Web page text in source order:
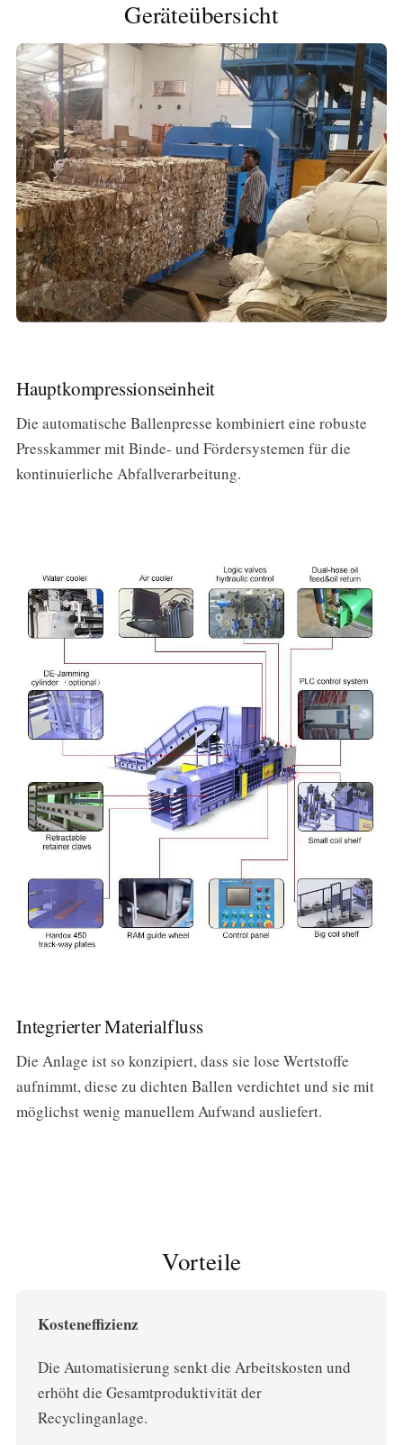
Geräteübersicht
Hauptkompressionseinheit
Die automatische Ballenpresse kombiniert eine robuste
Presskammer mit Binde- und Fördersystemen für die
kontinuierliche Abfallverarbeitung.
Integrierter Materialfluss
Die Anlage ist so konzipiert, dass sie lose Wertstoffe
aufnimmt, diese zu dichten Ballen verdichtet und sie mit
möglichst wenig manuellem Aufwand ausliefert.
Vorteile
Kosteneffizienz
Die Automatisierung senkt die Arbeitskosten und
erhöht die Gesamtproduktivität der
Recyclinganlage.